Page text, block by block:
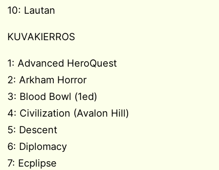
10: Lautan
KUVAKIERROS
1: Advanced HeroQuest
2: Arkham Horror
3: Blood Bowl (1ed)
4: Civilization (Avalon Hill)
5: Descent
6: Diplomacy
7: Ecplipse